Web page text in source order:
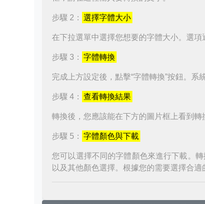
步驟 2： 選擇字體大小
在下拉選單中選擇您想要的字體大小。選項
步驟 3： 字體轉換
完成上方設定後，點擊“字體轉換”按鈕。系
步驟 4： 查看轉換結果
轉換後，您應該能在下方的圖片框上看到轉
步驟 5： 字體顏色與下載
您可以選擇不同的字體顏色來進行下載。
以及其他顏色選擇。根據您的需要選擇合